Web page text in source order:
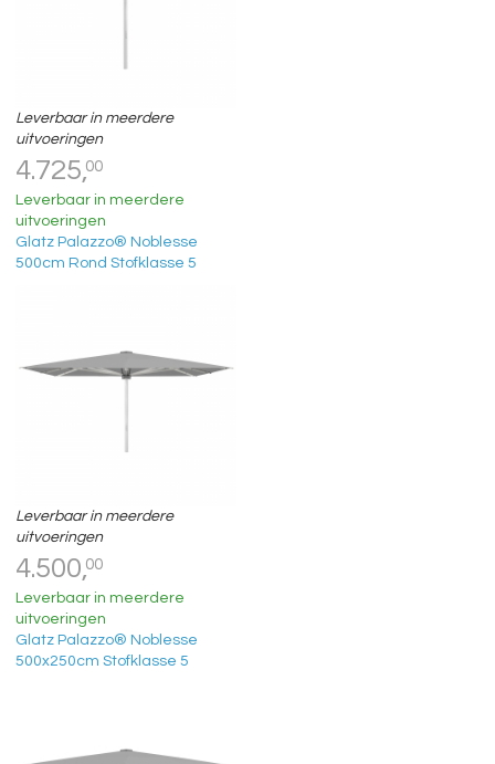
Leverbaar in meerdere
uitvoeringen
4.725,00
Leverbaar in meerdere
uitvoeringen
Glatz Palazzo® Noblesse
500cm Rond Stofklasse 5
Leverbaar in meerdere
uitvoeringen
4.500,00
Leverbaar in meerdere
uitvoeringen
Glatz Palazzo® Noblesse
500x250cm Stofklasse 5